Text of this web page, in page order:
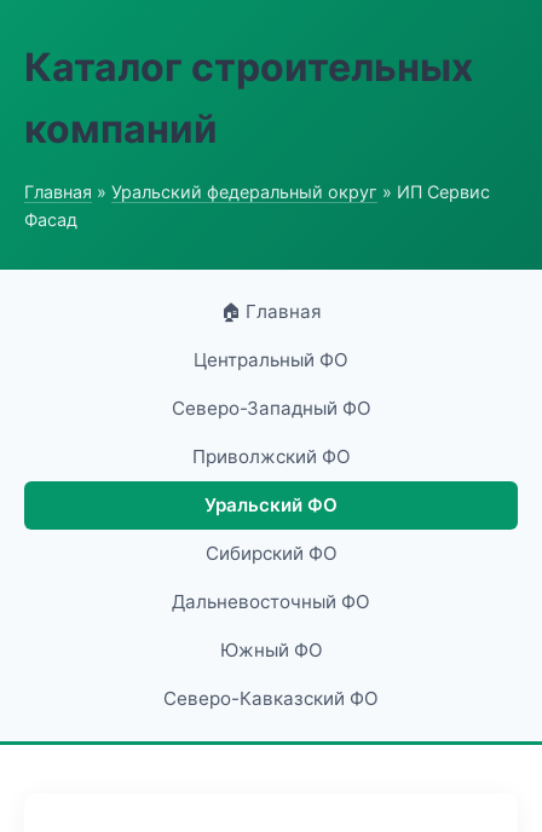
Каталог строительных
компаний
Главная » Уральский федеральный округ » ИП Сервис
Фасад
🏠 Главная
Центральный ФО
Северо-Западный ФО
Приволжский ФО
Уральский ФО
Сибирский ФО
Дальневосточный ФО
Южный ФО
Северо-Кавказский ФО